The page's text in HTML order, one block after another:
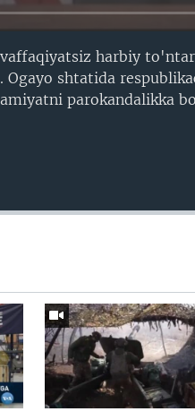
harbiy
Ogayo shtatida
parokandalikka